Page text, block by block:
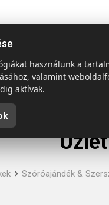
Emblémázás és
Üzlet
Szóróajándék &
használunk a
valamint
aktívak.